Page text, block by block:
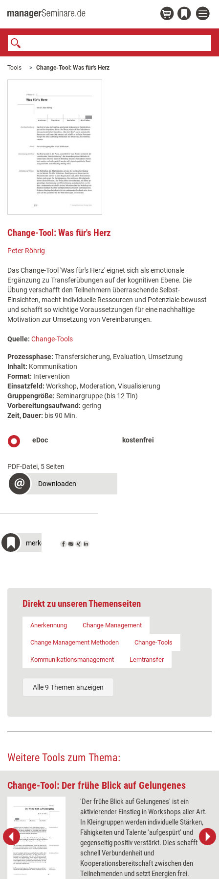
Tools Change-Tool: Was für's Herz
Change-Tool: Was für's Herz
Peter Röhrig
Das Change-Tool 'Was für's Herz' eignet sich als emotionale
Ergänzung zu Transferübungen auf der kognitiven Ebene. Die
Übung verschafft den Teilnehmern überraschende Selbst-
Einsichten, macht individuelle Ressourcen und Potenziale bewusst
und schafft so wichtige Voraussetzungen für eine nachhaltige
Motivation zur Umsetzung von Vereinbarungen.
Quelle: Change-Tools
Prozessphase: Transfersicherung, Evaluation, Umsetzung
Inhalt: Kommunikation
Format: Intervention
Einsatzfeld: Workshop, Moderation, Visualisierung
Gruppengröße: Seminargruppe (bis 12 Tln)
Vorbereitungsaufwand: gering
Zeit, Dauer: bis 90 Min.
eDoc kostenfrei
PDF-Datei, 5 Seiten
Downloaden
merken
Direkt zu unseren Themenseiten
Anerkennung Change Management
Change Management Methoden Change-Tools
Kommunikationsmanagement Lerntransfer
Alle 9 Themen anzeigen
Weitere Tools zum Thema:
Change-Tool: Der frühe Blick auf Gelungenes
'Der frühe Blick auf Gelungenes' ist ein
aktivierender Einstieg in Workshops aller Art.
In Kleingruppen werden individuelle Stärken,
Fähigkeiten und Talente 'aufgespürt' und
gegenseitig positiv verstärkt. Dies schafft
schnell Verbundenheit und
Kooperationsbereitschaft zwischen den
Teilnehmenden und setzt Energien frei.